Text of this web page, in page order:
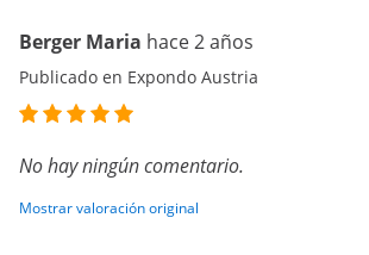
Berger Maria hace 2 años
Publicado en Expondo Austria
No hay ningún comentario.
Mostrar valoración original